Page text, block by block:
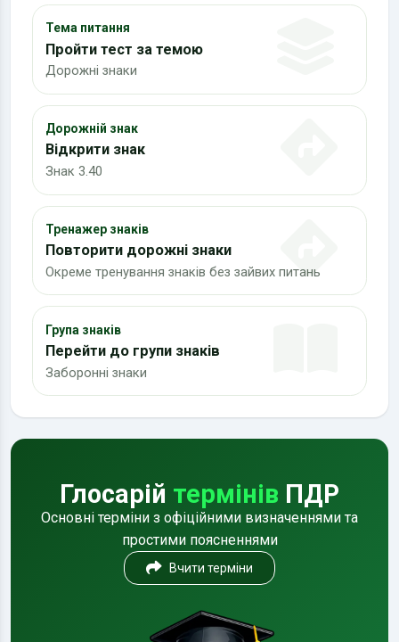
Тема питання
Пройти тест за темою
Дорожні знаки
Дорожній знак
Відкрити знак
Знак 3.40
Тренажер знаків
Повторити дорожні знаки
Окреме тренування знаків без зайвих питань
Група знаків
Перейти до групи знаків
Заборонні знаки
Глосарій термінів ПДР
Основні терміни з офіційними визначеннями та
простими поясненнями
Вчити терміни